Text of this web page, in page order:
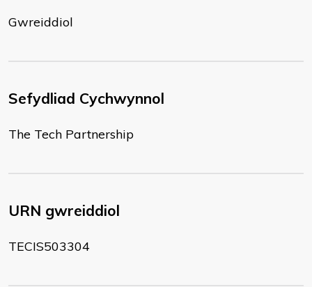
Gwreiddiol
Sefydliad Cychwynnol
The Tech Partnership
URN gwreiddiol
TECIS503304